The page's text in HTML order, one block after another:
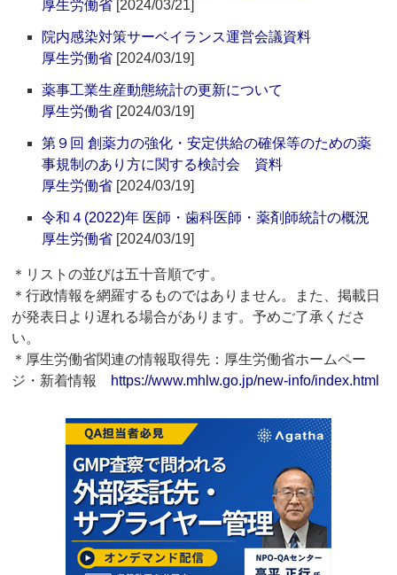
厚生労働省 [2024/03/21]
院内感染対策サーベイランス運営会議資料
厚生労働省 [2024/03/19]
薬事工業生産動態統計の更新について
厚生労働省 [2024/03/19]
第９回 創薬力の強化・安定供給の確保等のための薬
事規制のあり方に関する検討会 資料
厚生労働省 [2024/03/19]
令和４(2022)年 医師・歯科医師・薬剤師統計の概況
厚生労働省 [2024/03/19]
＊リストの並びは五十音順です。
＊行政情報を網羅するものではありません。また、掲載日
が発表日より遅れる場合があります。予めご了承くださ
い。
＊厚生労働省関連の情報取得先：厚生労働省ホームペー
ジ・新着情報 https://www.mhlw.go.jp/new-info/index.html